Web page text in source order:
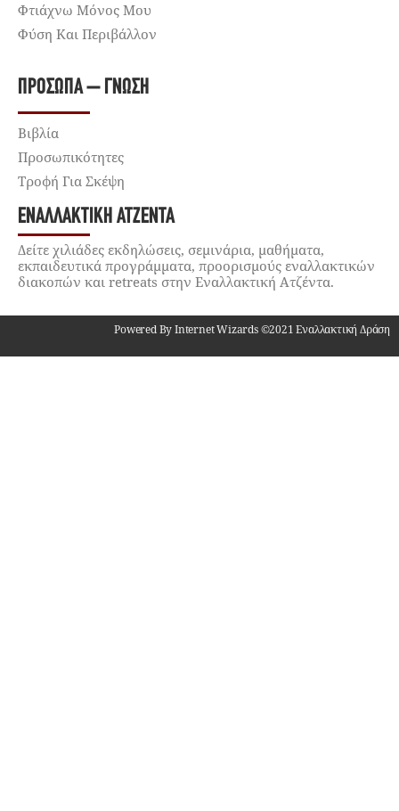
Φτιάχνω Μόνος Μου
Φύση Και Περιβάλλον
ΠΡΌΣΩΠΑ – ΓΝΏΣΗ
Βιβλία
Προσωπικότητες
Τροφή Για Σκέψη
ΕΝΑΛΛΑΚΤΙΚΉ ΑΤΖΈΝΤΑ
Δείτε χιλιάδες εκδηλώσεις, σεμινάρια, μαθήματα,
εκπαιδευτικά προγράμματα, προορισμούς εναλλακτικών
διακοπών και retreats στην Εναλλακτική Ατζέντα.
Powered By Internet Wizards ©2021 Εναλλακτική Δράση